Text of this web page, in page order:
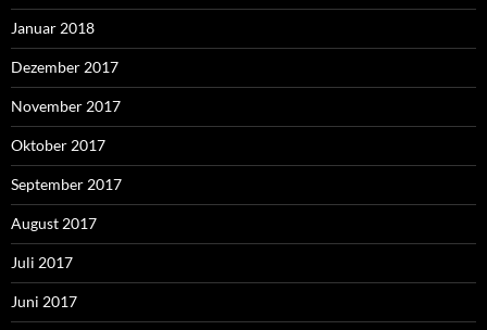
Januar 2018
Dezember 2017
November 2017
Oktober 2017
September 2017
August 2017
Juli 2017
Juni 2017